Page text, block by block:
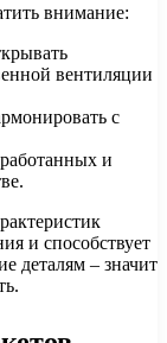
внимание:
вентиляции
с
и
и способствует
деталям – значит